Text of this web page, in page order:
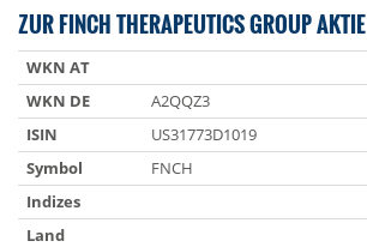
ZUR FINCH THERAPEUTICS GROUP AKTIE
WKN AT
WKN DE
A2QQZ3
ISIN
US31773D1019
Symbol
FNCH
Indizes
Land